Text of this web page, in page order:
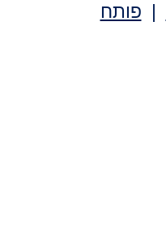
| פותח